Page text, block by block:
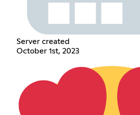
Server created
October 1st, 2023